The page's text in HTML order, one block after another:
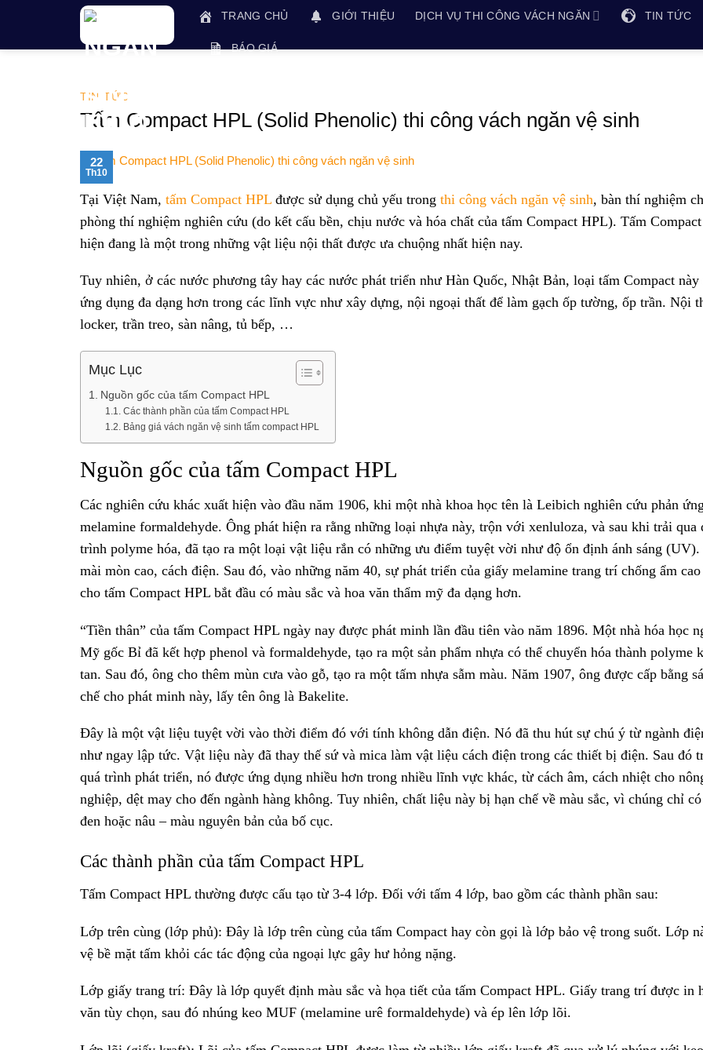
TRANG CHỦ GIỚI THIỆU DỊCH VỤ THI CÔNG VÁCH NGĂN TIN TỨC
BÁO GIÁ
TIN TỨC
Tấm Compact HPL (Solid Phenolic) thi công vách ngăn vệ sinh
22
Th10
Tại Việt Nam, tấm Compact HPL được sử dụng chủ yếu trong thi công vách ngăn vệ sinh, bàn thí nghiệm
phòng thí nghiệm nghiên cứu (do kết cấu bền, chịu nước và hóa chất của tấm Compact HPL). Tấm
hiện đang là một trong những vật liệu nội thất được ưa chuộng nhất hiện nay.
Tuy nhiên, ở các nước phương tây hay các nước phát triển như Hàn Quốc, Nhật Bản, loại tấm Compact
ứng dụng đa dạng hơn trong các lĩnh vực như xây dựng, nội ngoại thất để làm gạch ốp tường, ốp trần. Nội
locker, trần treo, sàn nâng, tủ bếp, …
Mục Lục
Nguồn gốc của tấm Compact HPL
Các thành phần của tấm Compact HPL
Bảng giá vách ngăn vệ sinh tấm compact HPL
Nguồn gốc của tấm Compact HPL
Các nghiên cứu khác xuất hiện vào đầu năm 1906, khi một nhà khoa học tên là Leibich nghiên cứu phản
melamine formaldehyde. Ông phát hiện ra rằng những loại nhựa này, trộn với xenluloza, và sau khi trải qua
trình polyme hóa, đã tạo ra một loại vật liệu rắn có những ưu điểm tuyệt vời như độ ổn định ánh sáng
mài mòn cao, cách điện. Sau đó, vào những năm 40, sự phát triển của giấy melamine trang trí chống ẩm
cho tấm Compact HPL bắt đầu có màu sắc và hoa văn thẩm mỹ đa dạng hơn.
“Tiền thân” của tấm Compact HPL ngày nay được phát minh lần đầu tiên vào năm 1896. Một nhà hóa học
Mỹ gốc Bỉ đã kết hợp phenol và formaldehyde, tạo ra một sản phẩm nhựa có thể chuyển hóa thành polyme
tan. Sau đó, ông cho thêm mùn cưa vào gỗ, tạo ra một tấm nhựa sẫm màu. Năm 1907, ông được cấp bằng
chế cho phát minh này, lấy tên ông là Bakelite.
Đây là một vật liệu tuyệt vời vào thời điểm đó với tính không dẫn điện. Nó đã thu hút sự chú ý từ ngành
như ngay lập tức. Vật liệu này đã thay thế sứ và mica làm vật liệu cách điện trong các thiết bị điện. Sau đó
quá trình phát triển, nó được ứng dụng nhiều hơn trong nhiều lĩnh vực khác, từ cách âm, cách nhiệt cho
nghiệp, dệt may cho đến ngành hàng không. Tuy nhiên, chất liệu này bị hạn chế về màu sắc, vì chúng chỉ
đen hoặc nâu – màu nguyên bản của bố cục.
Các thành phần của tấm Compact HPL
Tấm Compact HPL thường được cấu tạo từ 3-4 lớp. Đối với tấm 4 lớp, bao gồm các thành phần sau:
Lớp trên cùng (lớp phủ): Đây là lớp trên cùng của tấm Compact hay còn gọi là lớp bảo vệ trong suốt. Lớp
vệ bề mặt tấm khỏi các tác động của ngoại lực gây hư hỏng nặng.
Lớp giấy trang trí: Đây là lớp quyết định màu sắc và họa tiết của tấm Compact HPL. Giấy trang trí được in
văn tùy chọn, sau đó nhúng keo MUF (melamine urê formaldehyde) và ép lên lớp lõi.